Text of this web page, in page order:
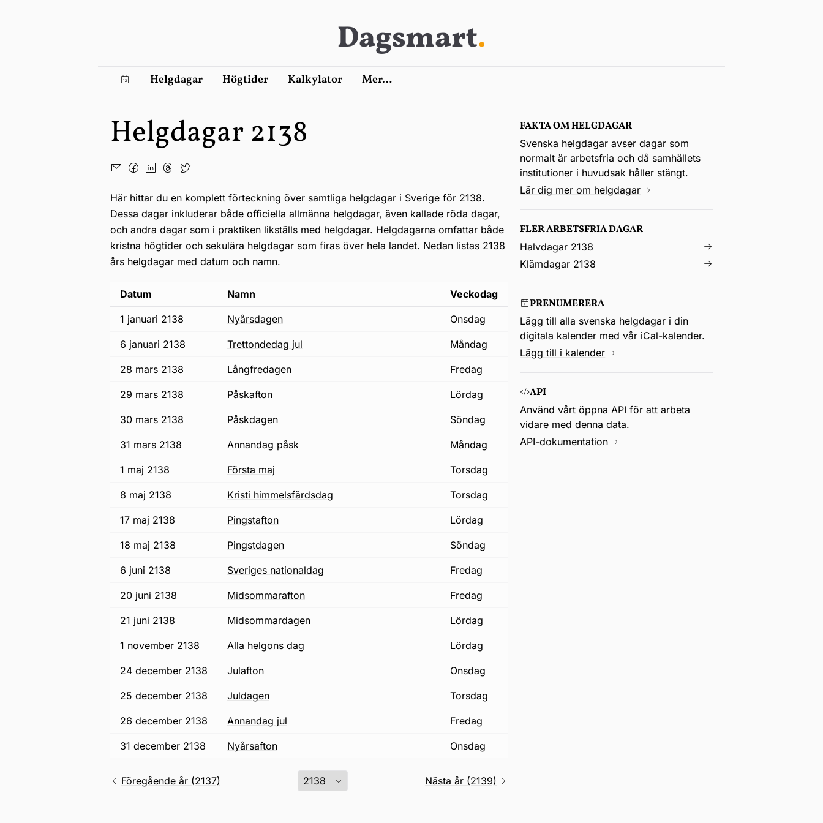
Dagsmart.
Helgdagar Högtider Kalkylator Mer…
Helgdagar 2138
Här hittar du en komplett förteckning över samtliga helgdagar i Sverige för 2138.
Dessa dagar inkluderar både officiella allmänna helgdagar, även kallade röda dagar,
och andra dagar som i praktiken likställs med helgdagar. Helgdagarna omfattar både
kristna högtider och sekulära helgdagar som firas över hela landet. Nedan listas 2138
års helgdagar med datum och namn.
Datum Namn Veckodag
1 januari 2138 nyårsdagen onsdag
6 januari 2138 trettondedag jul måndag
28 mars 2138 långfredagen fredag
29 mars 2138 påskafton lördag
30 mars 2138 påskdagen söndag
31 mars 2138 annandag påsk måndag
1 maj 2138 första maj torsdag
8 maj 2138 Kristi himmelsfärdsdag torsdag
17 maj 2138 pingstafton lördag
18 maj 2138 pingstdagen söndag
6 juni 2138 Sveriges nationaldag fredag
20 juni 2138 midsommarafton fredag
21 juni 2138 midsommardagen lördag
1 november 2138 alla helgons dag lördag
24 december 2138 julafton onsdag
25 december 2138 juldagen torsdag
26 december 2138 annandag jul fredag
31 december 2138 nyårsafton onsdag
Föregående år (2137) Nästa år (2139)
FAKTA OM HELGDAGAR
Svenska helgdagar avser dagar som
normalt är arbetsfria och då samhällets
institutioner i huvudsak håller stängt.
Lär dig mer om helgdagar
FLER ARBETSFRIA DAGAR
Halvdagar 2138
Klämdagar 2138
PRENUMERERA
Lägg till alla svenska helgdagar i din
digitala kalender med vår iCal-kalender.
Lägg till i kalender
API
Använd vårt öppna API för att arbeta
vidare med denna data.
API-dokumentation